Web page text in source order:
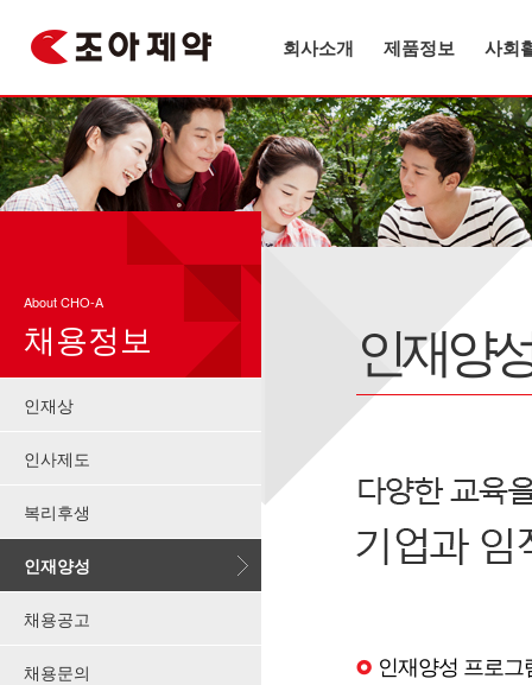
회사소개 제품정보 사회
About CHO-A
채용정보
인재상
인사제도
복리후생
인재양성
채용공고
채용문의
인재양
인재양성 프로그